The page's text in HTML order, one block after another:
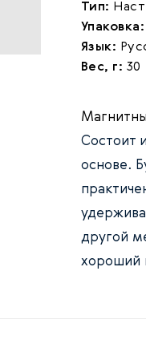
Тип:
Упаковка:
Язык:
Вес, г: 30
Состоит
основе.
другой
хороший